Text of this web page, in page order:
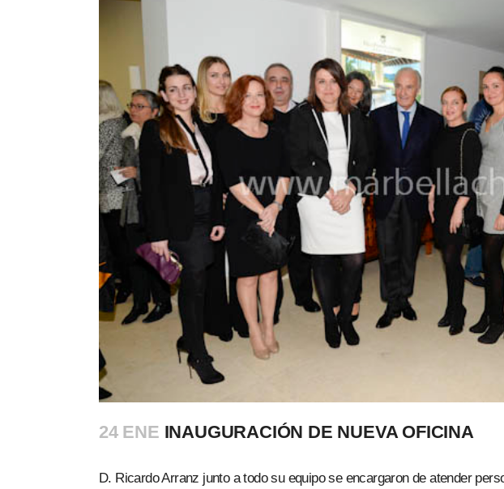
24 ENE INAUGURACIÓN DE NUEVA OFICINA
D. Ricardo Arranz junto a todo su equipo se encargaron de atender